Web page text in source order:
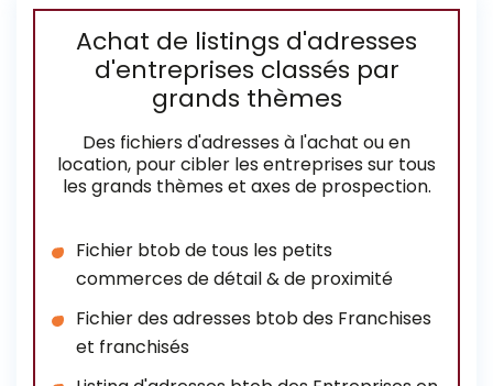
Achat de listings d'adresses
d'entreprises classés par
grands thèmes
Des fichiers d'adresses à l'achat ou en
location, pour cibler les entreprises sur tous
les grands thèmes et axes de prospection.
Fichier btob de tous les petits
commerces de détail & de proximité
Fichier des adresses btob des Franchises
et franchisés